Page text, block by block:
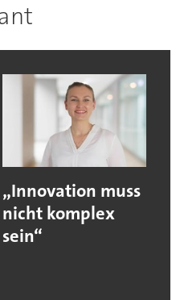
„Innovation muss
nicht komplex
sein“